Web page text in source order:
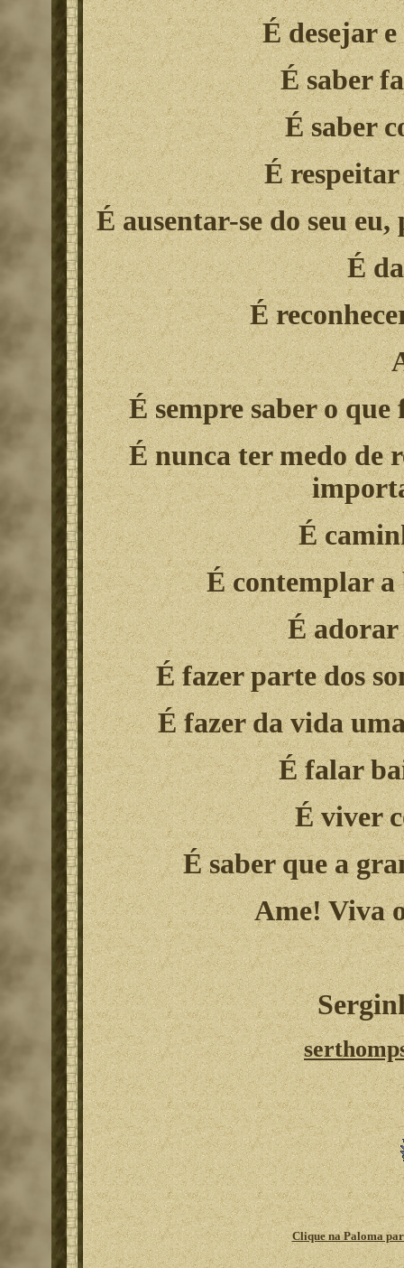
É desejar
É saber
É saber
É respeitar
É ausentar-se do seu
É
É
É sempre saber o
É nunca ter medo de
É
É contemplar a
É adorar
É fazer parte dos
É fazer da vida
É falar
É viver
É saber que a
Ame! Viva
Clique na Paloma